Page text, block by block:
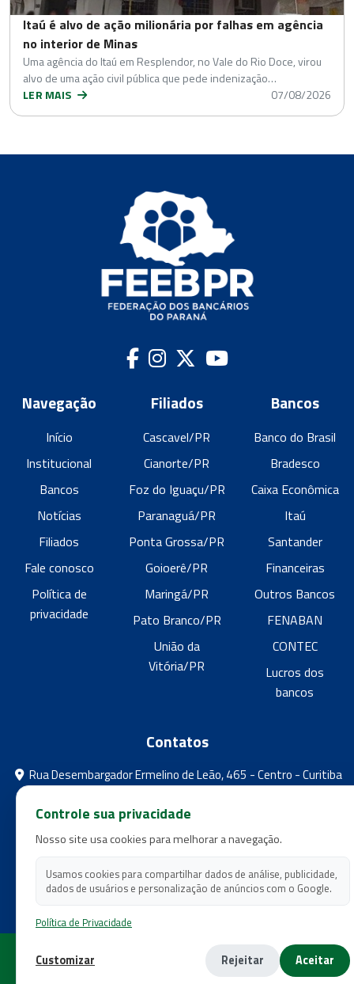
Itaú é alvo de ação milionária por falhas em agência
no interior de Minas
Uma agência do Itaú em Resplendor, no Vale do Rio Doce, virou
alvo de uma ação civil pública que pede indenização…
LER MAIS
07/08/2026
Navegação
Início
Institucional
Bancos
Notícias
Filiados
Fale conosco
Política de
privacidade
Filiados
Cascavel/PR
Cianorte/PR
Foz do Iguaçu/PR
Paranaguá/PR
Ponta Grossa/PR
Goioerê/PR
Maringá/PR
Pato Branco/PR
União da
Vitória/PR
Bancos
Banco do Brasil
Bradesco
Caixa Econômica
Itaú
Santander
Financeiras
Outros Bancos
FENABAN
CONTEC
Lucros dos
bancos
Contatos
Rua Desembargador Ermelino de Leão, 465 - Centro - Curitiba
- Paraná
feebpr@gmail.com
(41) 3224-5573
(41) 3224-5525
Copyright 2026 - Federação dos Empregados em Estabelecimentos
Bancários do Estado do Paraná
Controle sua privacidade
Nosso site usa cookies para melhorar a navegação.
Usamos cookies para compartilhar dados de análise, publicidade,
dados de usuários e personalização de anúncios com o Google.
Política de Privacidade
Customizar Rejeitar Aceitar